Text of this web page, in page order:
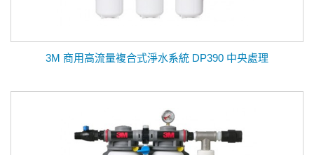
3M 商用高流量複合式淨水系統 DP390 中央處理